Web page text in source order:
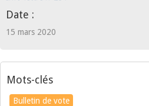
Date :
15 mars 2020
Mots-clés
Bulletin de vote